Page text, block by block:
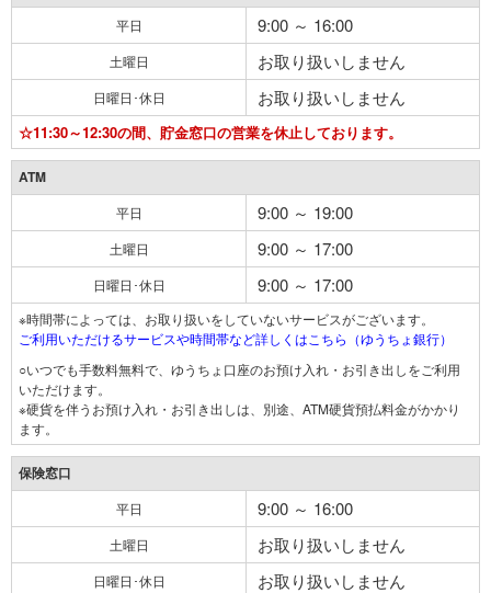
平日 9:00 ～ 16:00
土曜日 お取り扱いしません
日曜日･休日 お取り扱いしません
☆11:30～12:30の間、貯金窓口の営業を休止しております。
ATM
平日 9:00 ～ 19:00
土曜日 9:00 ～ 17:00
日曜日･休日 9:00 ～ 17:00
※時間帯によっては、お取り扱いをしていないサービスがございます。
ご利用いただけるサービスや時間帯など詳しくはこちら（ゆうちょ銀行）
○いつでも手数料無料で、ゆうちょ口座のお預け入れ・お引き出しをご利用
いただけます。
※硬貨を伴うお預け入れ・お引き出しは、別途、ATM硬貨預払料金がかかり
ます。
保険窓口
平日 9:00 ～ 16:00
土曜日 お取り扱いしません
日曜日･休日 お取り扱いしません